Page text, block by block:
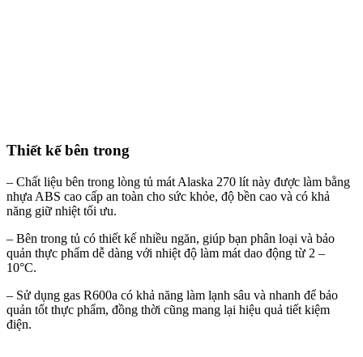
Thiết kế bên trong
– Chất liệu bên trong lòng tủ mát Alaska 270 lít này được làm bằng
nhựa ABS cao cấp an toàn cho sức khỏe, độ bền cao và có khả
năng giữ nhiệt tối ưu.
– Bên trong tủ có thiết kế nhiều ngăn, giúp bạn phân loại và bảo
quản thực phẩm dễ dàng với nhiệt độ làm mát dao động từ 2 –
10°C.
– Sử dụng gas R600a có khả năng làm lạnh sâu và nhanh để bảo
quản tốt thực phẩm, đồng thời cũng mang lại hiệu quả tiết kiệm
điện.